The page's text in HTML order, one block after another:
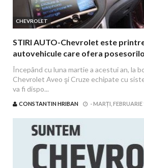
CHEVROLET
STIRI AUTO-Chevrolet este
autovehicule care ofera
aplicatia Siri Eyes Free Integration
Începând cu luna martie a acestui an, la
Chevrolet Aveo şi Cruze echipate cu
va fi dispo...
CONSTANTIN HRIBAN -MARȚI, FEBRUARIE